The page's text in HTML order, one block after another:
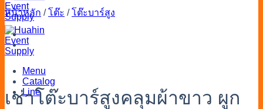
Menu
Catalog
Line
หน้าหลัก / โต๊ะ / โต๊ะบาร์สูง
เช่าโต๊ะบาร์สูงคลุมผ้าขาว ผูก